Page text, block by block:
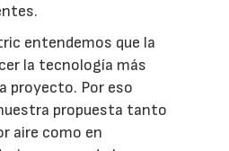
entendemos que la
la tecnología más
proyecto. Por eso
propuesta tanto
aire como en